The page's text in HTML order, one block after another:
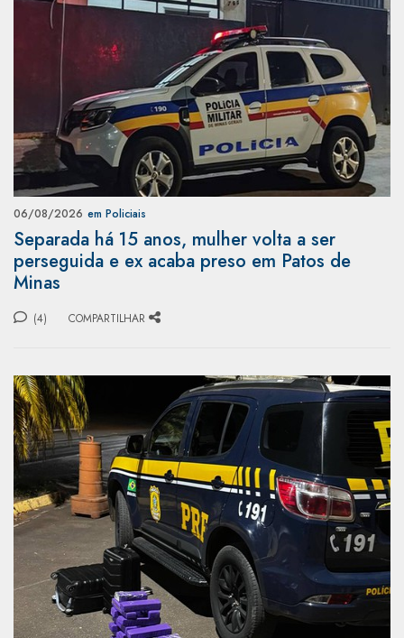
06/08/2026 em Policiais
Separada há 15 anos, mulher volta a ser
perseguida e ex acaba preso em Patos de
Minas
(4) COMPARTILHAR